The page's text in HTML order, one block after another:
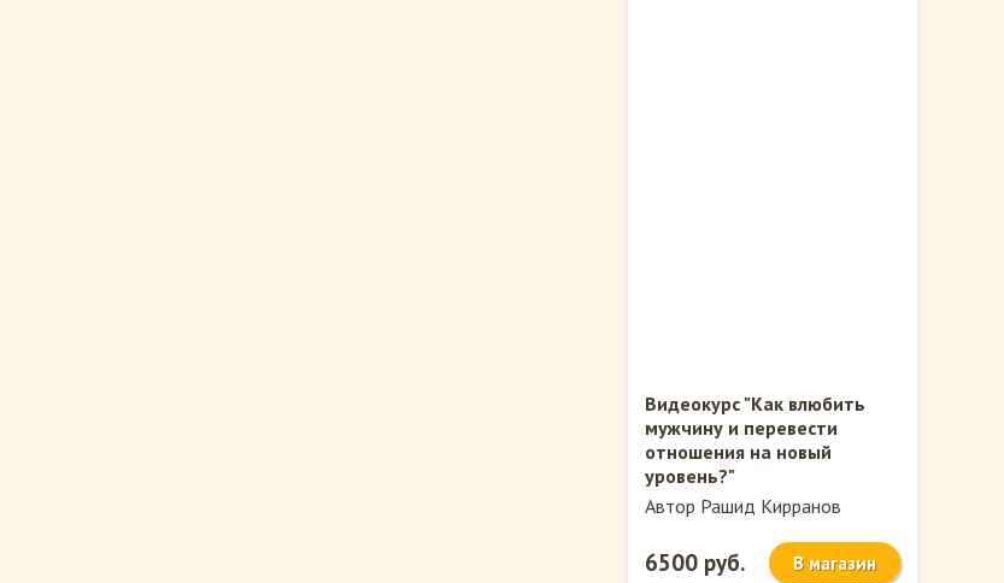
Видеокурс "Как влюбить
мужчину и перевести
отношения на новый
уровень?"
Автор Рашид Кирранов
6500 руб. В магазин